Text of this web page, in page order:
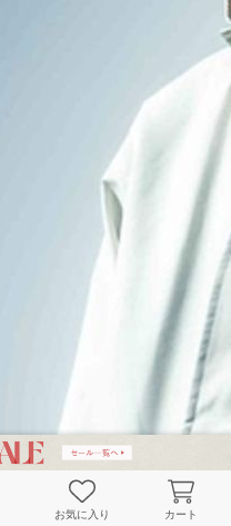
お気に入り カート